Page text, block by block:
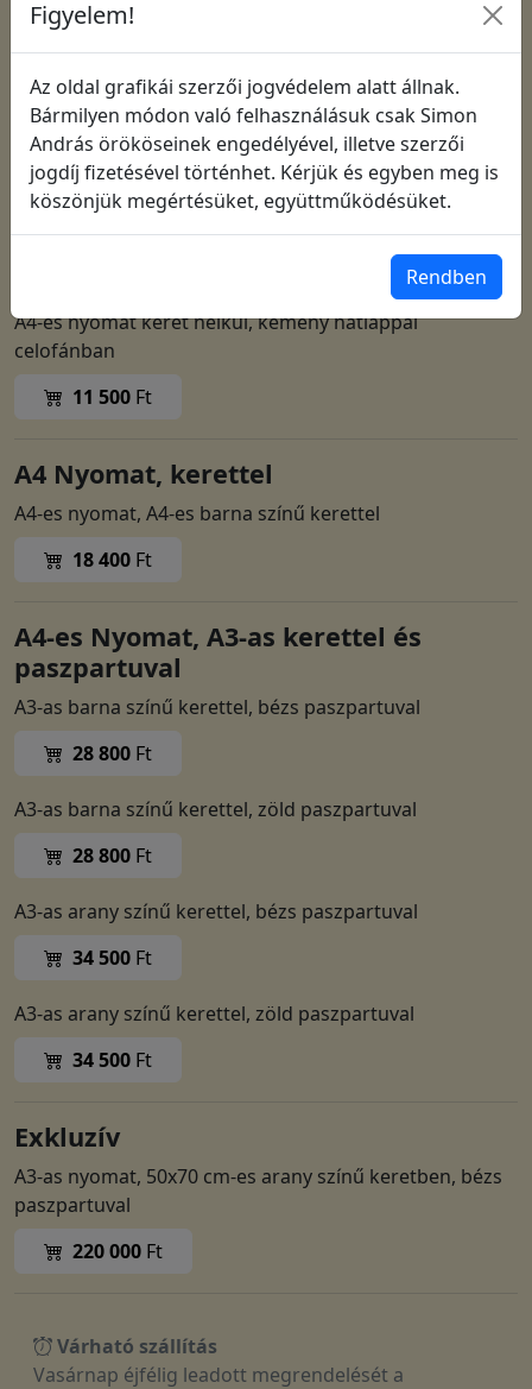
Cikkszám: 1158
A4-es nyomat keret nélkül, kemény hátlappal
celofánban
11 500 Ft
A4 Nyomat, kerettel
A4-es nyomat, A4-es barna színű kerettel
18 400 Ft
A4-es Nyomat, A3-as kerettel és
paszpartuval
A3-as barna színű kerettel, bézs paszpartuval
28 800 Ft
A3-as barna színű kerettel, zöld paszpartuval
28 800 Ft
A3-as arany színű kerettel, bézs paszpartuval
34 500 Ft
A3-as arany színű kerettel, zöld paszpartuval
34 500 Ft
Exkluzív
A3-as nyomat, 50x70 cm-es arany színű keretben, bézs
paszpartuval
220 000 Ft
Várható szállítás
Vasárnap éjfélig leadott megrendelését a
Figyelem!
Az oldal grafikái szerzői jogvédelem alatt állnak.
Bármilyen módon való felhasználásuk csak Simon
András örököseinek engedélyével, illetve szerzői
jogdíj fizetésével történhet. Kérjük és egyben meg is
köszönjük megértésüket, együttműködésüket.
Rendben